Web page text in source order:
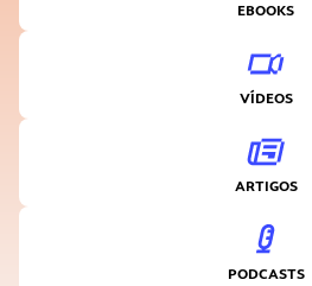
EBOOKS
VÍDEOS
ARTIGOS
PODCASTS